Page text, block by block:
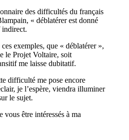
des difficultés du français
« déblatérer est donné
indirect.
exemples, que « déblatérer »,
le Projet Voltaire, soit
me laisse dubitatif.
difficulté me pose encore
je l’espère, viendra illuminer
le sujet.
vous être intéressés à ma